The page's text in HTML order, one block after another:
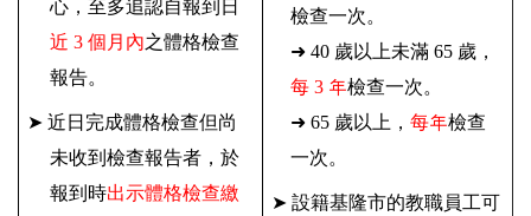
心，至多追認自報到日
近 3 個月 內之體格檢查
報告。
➤近日完成體格檢查但尚
未收到檢查報告者，於
報到時出示體格檢查繳
檢查一次。
➜40 歲以上未滿 65 歲，
每 3 年檢查一次。
➜65 歲以上， 每年檢查
一次。
➤設籍基隆市的教職員工可